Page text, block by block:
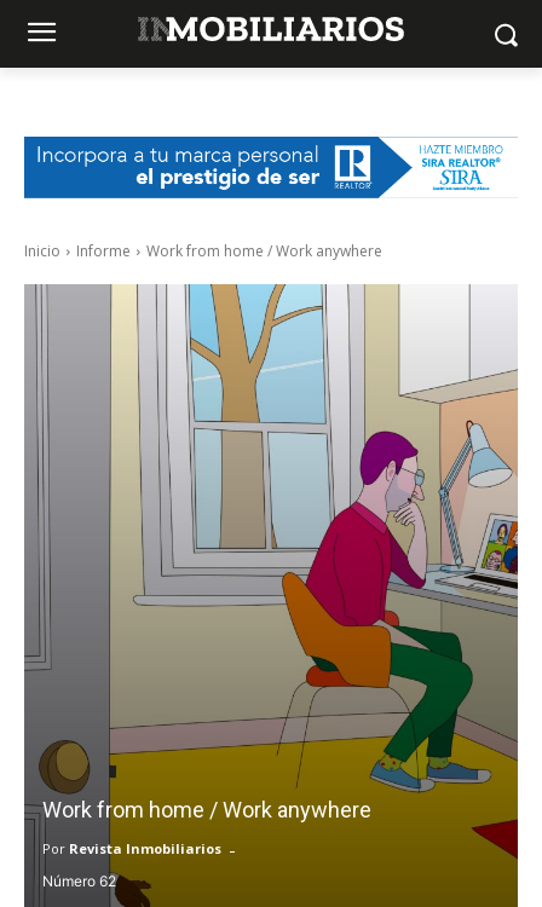
Inicio Informe Work from home / Work anywhere
Work from home / Work anywhere
Por Revista Inmobiliarios -
62